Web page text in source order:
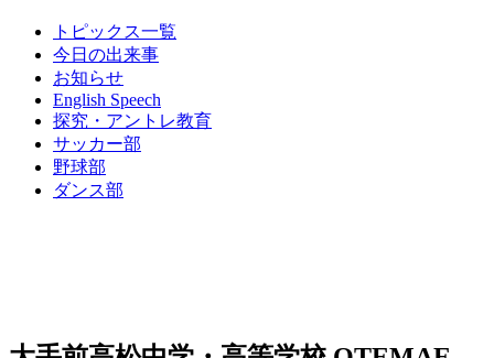
トピックス一覧
今日の出来事
お知らせ
English Speech
探究・アントレ教育
サッカー部
野球部
ダンス部